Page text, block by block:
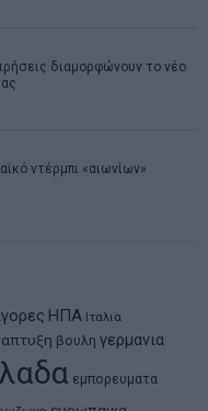
διαμορφώνουν το νέο
ντέρμπι «αιωνίων»
ΗΠΑ Ιταλια
βουλη γερμανια
εμπορευματα